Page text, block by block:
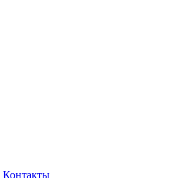
Контакты